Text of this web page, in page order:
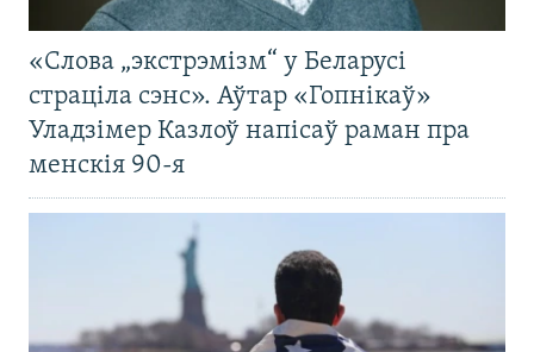
«Слова „экстрэмізм“ у Беларусі
страціла сэнс». Аўтар «Гопнікаў»
Уладзімер Казлоў напісаў раман пра
менскія 90-я